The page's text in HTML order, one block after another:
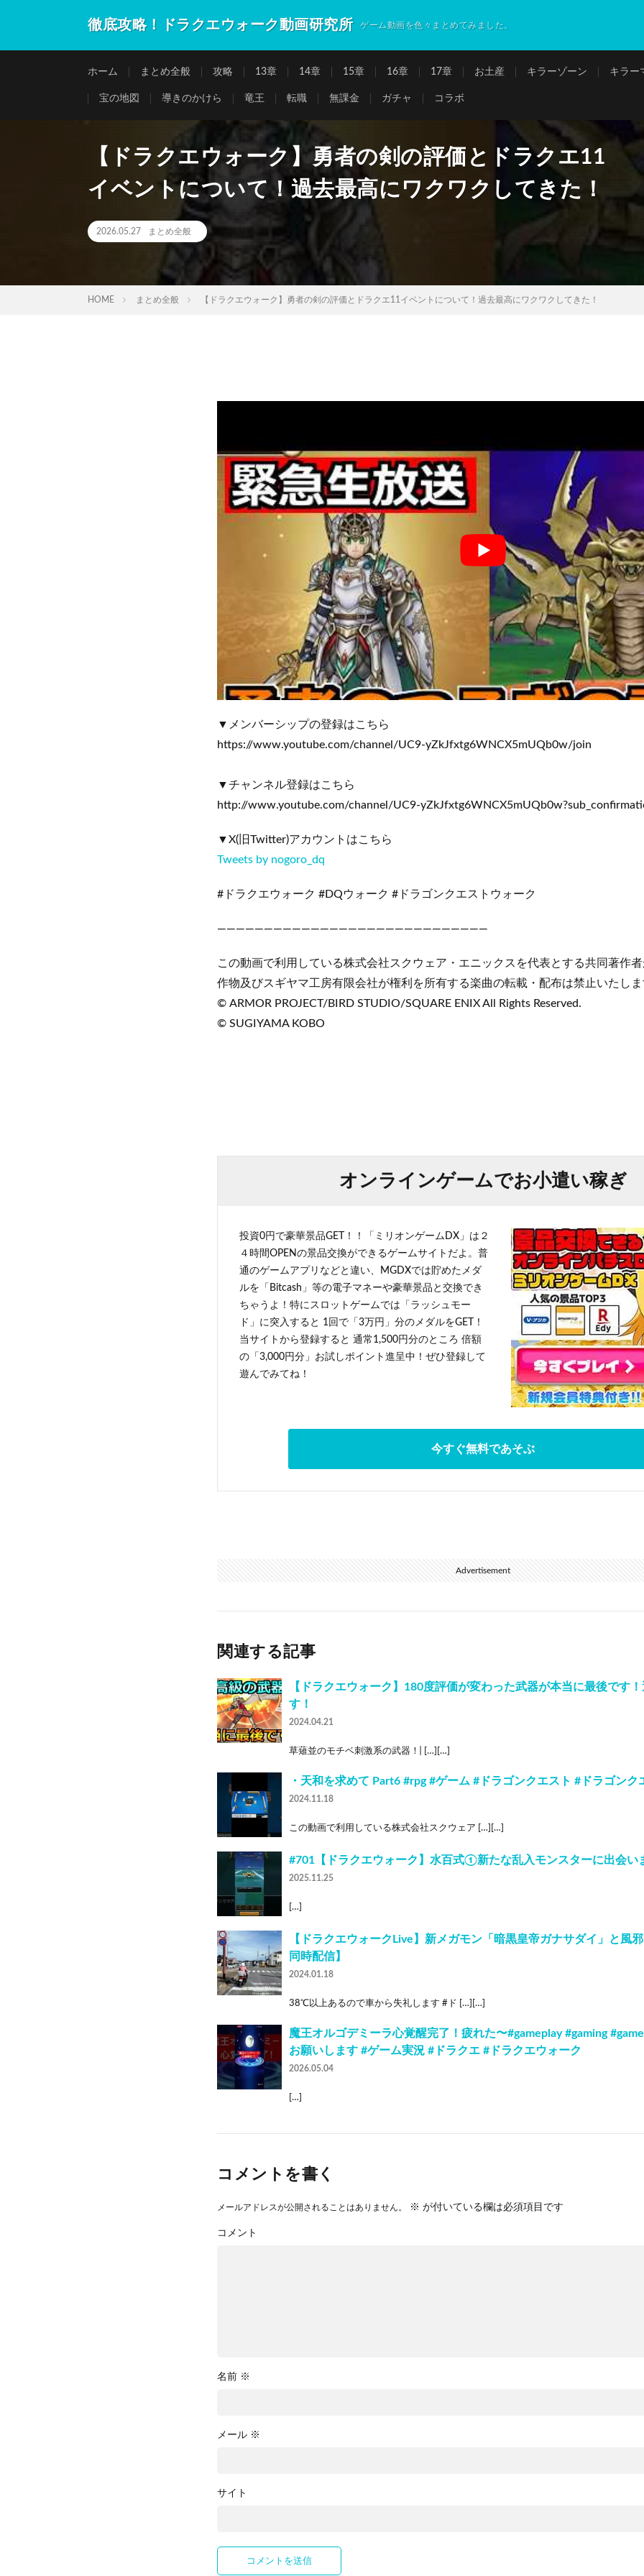
徹底攻略！ドラクエウォーク動画研究所 ゲーム動画を色々まとめてみました。
ホーム まとめ全般 攻略 13章 14章 15章 16章 17章 お土産 キラーゾーン キラー
宝の地図 導きのかけら 竜王 転職 無課金 ガチャ コラボ
【ドラクエウォーク】勇者の剣の評価とドラクエ11
イベントについて！過去最高にワクワクしてきた！
2026.05.27 まとめ全般
HOME まとめ全般 【ドラクエウォーク】勇者の剣の評価とドラクエ11イベントについて！過去最高にワクワクしてきた！
▼メンバーシップの登録はこちら
https://www.youtube.com/channel/UC9-yZkJfxtg6WNCX5mUQb0w/join
▼チャンネル登録はこちら
http://www.youtube.com/channel/UC9-
▼X(旧Twitter)アカウントはこちら
Tweets by nogoro_dq
#ドラクエウォーク #DQウォーク #ドラゴンクエストウォーク
—————————————————————————————
この動画で利用している株式会社スクウェア・エニックスを代表とする共同著作
作物及びスギヤマ工房有限会社が権利を所有する楽曲の転載・配布は禁止いたし
© ARMOR PROJECT/BIRD STUDIO/SQUARE ENIX All Rights Reserved.
© SUGIYAMA KOBO
オンラインゲームでお小遣い稼ぎ
投資0円で豪華景品GET！！「ミリオンゲームDX」は２
４時間OPENの景品交換ができるゲームサイトだよ。普
通のゲームアプリなどと違い、MGDXでは貯めたメダ
ルを「Bitcash」等の電子マネーや豪華景品と交換でき
ちゃうよ！特にスロットゲームでは「ラッシュモー
ド」に突入すると 1回で「3万円」分のメダルをGET！
当サイトから登録すると 通常1,500円分のところ 倍額
の「3,000円分」お試しポイント進呈中！ぜひ登録して
遊んでみてね！
今すぐ無料であそぶ
Advertisement
関連する記事
【ドラクエウォーク】180度評価が変わった武器が本当に最後です
す！
2024.04.21
草薙並のモチベ刺激系の武器！ ̵ […][…]
・天和を求めて Part6 #rpg #ゲーム #ドラゴンクエスト #ドラゴンク
2024.11.18
この動画で利用している株式会社スクウェア […][…]
#701【ドラクエウォーク】水百式①新たな乱入モンスターに出会い
2025.11.25
[…]
【ドラクエウォークLive】新メガモン「暗黒皇帝ガナサダイ」と風
同時配信】
2024.01.18
38℃以上あるので車から失礼します #ド […][…]
魔王オルゴデミーラ心覚醒完了！疲れた〜#gameplay #gaming
お願いします #ゲーム実況 #ドラクエ #ドラクエウォーク
2026.05.04
[…]
コメントを書く
メールアドレスが公開されることはありません。 ※ が付いている欄は必須項目です
コメント
名前 ※
メール ※
サイト